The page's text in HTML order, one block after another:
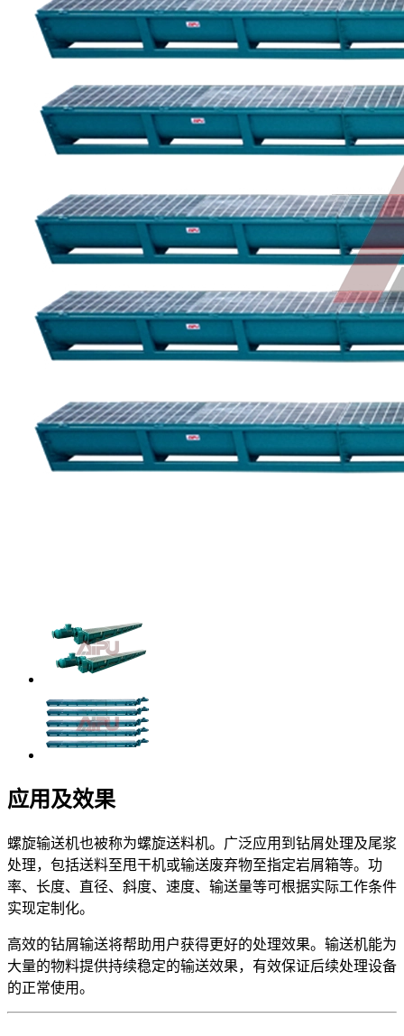
应用及效果
螺旋输送机也被称为螺旋送料机。广泛应用到钻屑处理及尾浆
处理，包括送料至甩干机或输送废弃物至指定岩屑箱等。功
率、长度、直径、斜度、速度、输送量等可根据实际工作条件
实现定制化。
高效的钻屑输送将帮助用户获得更好的处理效果。输送机能为
大量的物料提供持续稳定的输送效果，有效保证后续处理设备
的正常使用。